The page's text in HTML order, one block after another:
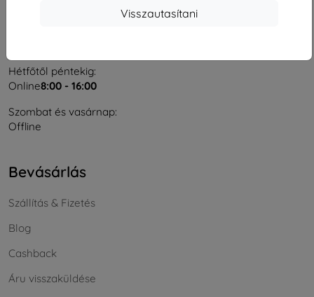
Visszautasítani
Hétfőtől péntekig:
Online8:00 - 16:00
Szombat és vasárnap:
Offline
Bevásárlás
Szállítás & Fizetés
Blog
Cashback
Áru visszaküldése